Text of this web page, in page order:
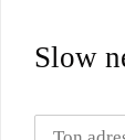
Slow